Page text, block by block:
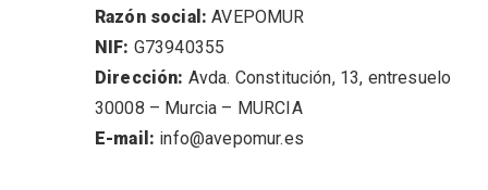
Razón social:AVEPOMUR
NIF: G73940355
Dirección: Avda. Constitución, 13, entresuelo
30008 – Murcia – MURCIA
E-mail: info@avepomur.es